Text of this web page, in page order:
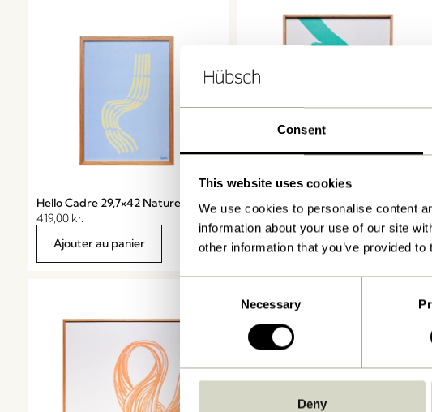
Consent
This website uses cookies
We use cookies to personalise content
information about your use of our site
other information that you’ve provided
Necessary
Deny
Hello Cadre 29,7×42 Naturel
419,00 kr.
Ajouter au panier
Studio Cadre 50×70 Naturel
Ajouter au panier